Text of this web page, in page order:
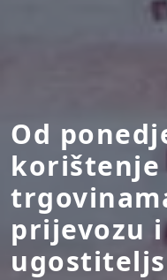
Od
korištenje
prijevozu